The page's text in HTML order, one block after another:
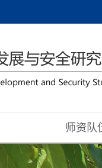
师资队